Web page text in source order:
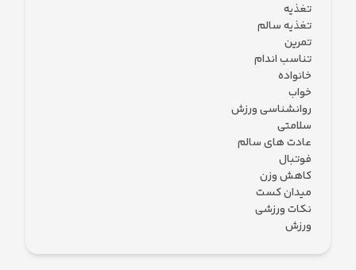
تغذیه
تغذیه سالم
تمرین
تناسب اندام
خانواده
خواب
روانشناسی ورزش
سلامتی
عادت های سالم
فوتبال
کاهش وزن
میدان کست
نکات ورزشی
ورزش